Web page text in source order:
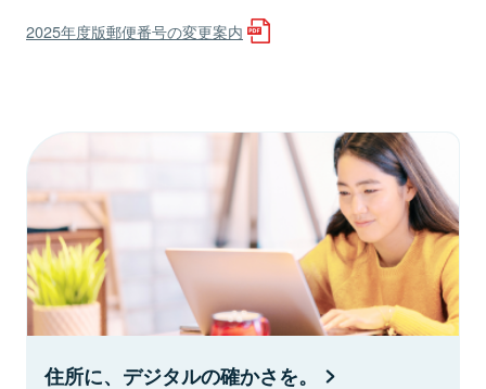
2025年度版郵便番号の変更案内
住所に、デジタルの確かさを。